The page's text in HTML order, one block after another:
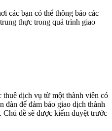
các bạn có thể thông báo các
thực trong quá trình giao
thuê dịch vụ từ một thành viên có
đàn để đảm bảo giao dịch thành
Chủ đề sẽ được kiểm duyệt trước